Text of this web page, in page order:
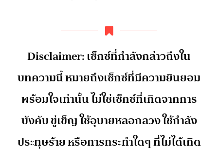
Disclaimer: เซ็กซ์ที่กำลังกล่าวถึงใน
บทความนี้ หมายถึงเซ็กซ์ที่มีความยินยอม
พร้อมใจเท่านั้น ไม่ใช่เซ็กซ์ที่เกิดจากการ
บังคับ ขู่เข็ญ ใช้อุบายหลอกลวง ใช้กำลัง
ประทุษร้าย หรือการกระทำใดๆ ที่ไม่ได้เกิด